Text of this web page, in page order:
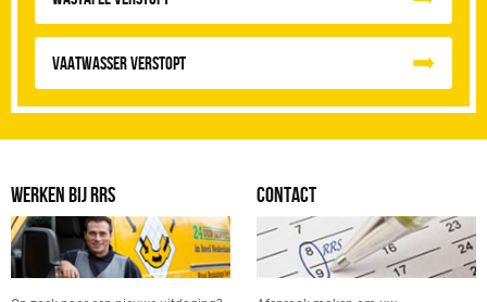
Vaatwasser Verstopt
WERKEN BIJ RRS CONTACT